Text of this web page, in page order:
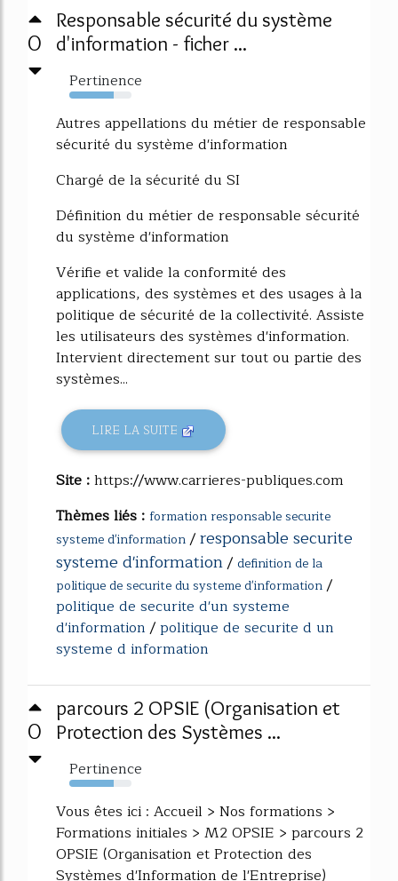
0
Responsable sécurité du système
d'information - ficher ...
Pertinence
72%
Autres appellations du métier de responsable
sécurité du système d'information
Chargé de la sécurité du SI
Définition du métier de responsable sécurité
du système d'information
Vérifie et valide la conformité des
applications, des systèmes et des usages à la
politique de sécurité de la collectivité. Assiste
les utilisateurs des systèmes d'information.
Intervient directement sur tout ou partie des
systèmes...
LIRE LA SUITE
Site :https://www.carrieres-publiques.com
Thèmes liés : formation responsable securite
systeme d'information/responsable securite
systeme d'information/ definition de la
politique de securite du systeme d'information/
politique de securite d'un systeme
d'information/politique de securite d un
systeme d information
0
parcours 2 OPSIE (Organisation et
Protection des Systèmes ...
Pertinence
72%
Vous êtes ici : Accueil > Nos formations >
Formations initiales > M2 OPSIE > parcours 2
OPSIE (Organisation et Protection des
Systèmes d'Information de l'Entreprise)